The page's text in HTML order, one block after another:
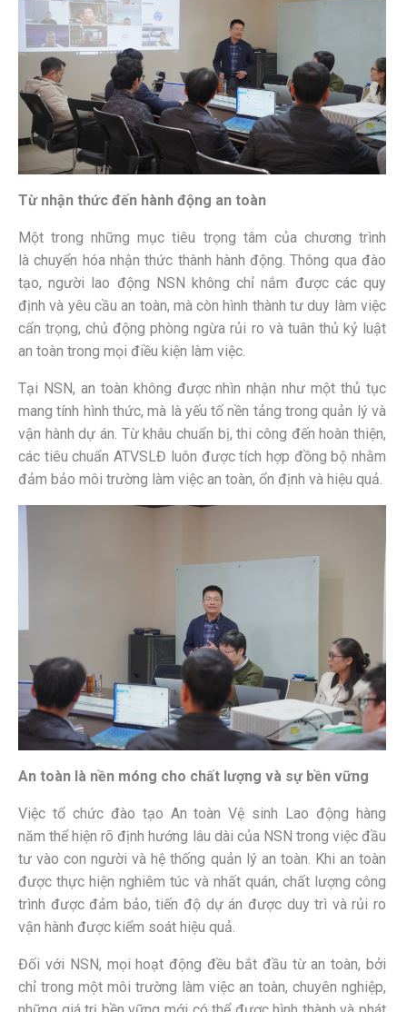
Từ nhận thức đến hành động an toàn
Một trong những mục tiêu trọng tâm của chương trình
là chuyển hóa nhận thức thành hành động. Thông qua đào
tạo, người lao động NSN không chỉ nắm được các quy
định và yêu cầu an toàn, mà còn hình thành tư duy làm việc
cẩn trọng, chủ động phòng ngừa rủi ro và tuân thủ kỷ luật
an toàn trong mọi điều kiện làm việc.
Tại NSN, an toàn không được nhìn nhận như một thủ tục
mang tính hình thức, mà là yếu tố nền tảng trong quản lý và
vận hành dự án. Từ khâu chuẩn bị, thi công đến hoàn thiện,
các tiêu chuẩn ATVSLĐ luôn được tích hợp đồng bộ nhằm
đảm bảo môi trường làm việc an toàn, ổn định và hiệu quả.
An toàn là nền móng cho chất lượng và sự bền vững
Việc tổ chức đào tạo An toàn Vệ sinh Lao động hàng
năm thể hiện rõ định hướng lâu dài của NSN trong việc đầu
tư vào con người và hệ thống quản lý an toàn. Khi an toàn
được thực hiện nghiêm túc và nhất quán, chất lượng công
trình được đảm bảo, tiến độ dự án được duy trì và rủi ro
vận hành được kiểm soát hiệu quả.
Đối với NSN, mọi hoạt động đều bắt đầu từ an toàn, bởi
chỉ trong một môi trường làm việc an toàn, chuyên nghiệp,